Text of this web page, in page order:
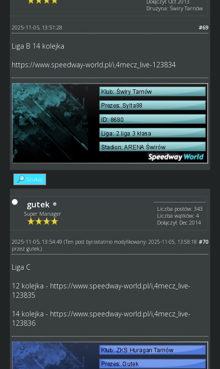
Drużyna: Świry Tarnów
#69
2025-11-05, 13:51:28
Liga B 14 kolejka
https://www.speedway-world.pl/i,4mecz_live-123834
Szukaj
gutek
Super Manager
Liczba postów: 343
Liczba wątków: 4
Dołączył: Dec 2014
#70
2025-11-05, 13:54:49 (Ten post był ostatnio modyfikowany: 2025-11-05, 13:58:18
przez gutek.)
Liga C
12 kolejka - https://www.speedway-world.pl/i,4mecz_live-
123835
14 kolejka - https://www.speedway-world.pl/i,4mecz_live-
123836